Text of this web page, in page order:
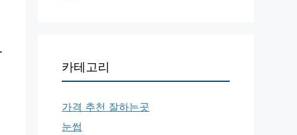
카테고리
가격 추천 잘하는곳
눈썹